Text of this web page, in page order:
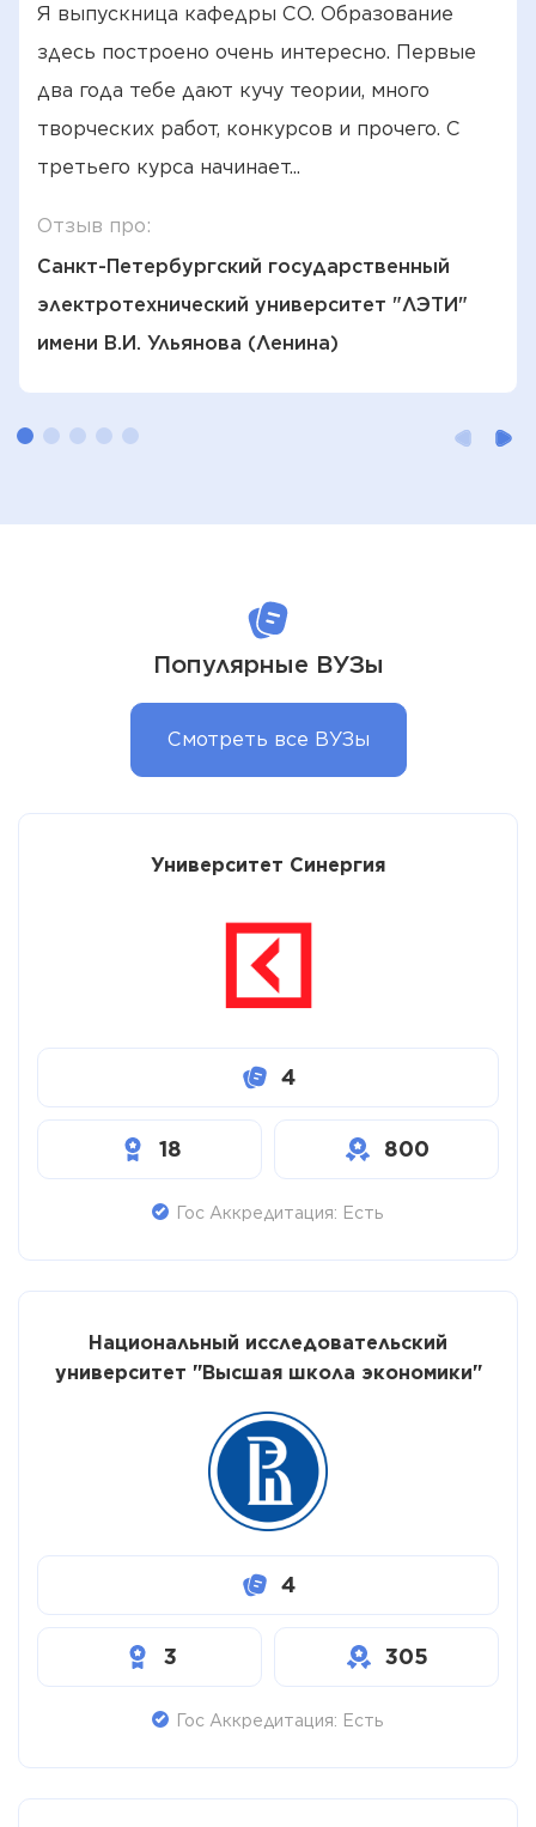
Я выпускница кафедры СО. Образование
здесь построено очень интересно. Первые
два года тебе дают кучу теории, много
творческих работ, конкурсов и прочего. С
третьего курса начинает...
Отзыв про:
Санкт-Петербургский государственный
электротехнический университет "ЛЭТИ"
имени В.И. Ульянова (Ленина)
Популярные ВУЗы
Смотреть все ВУЗы
Университет Синергия
4
18 800
Гос Аккредитация: Есть
Национальный исследовательский
университет "Высшая школа экономики"
4
3 305
Гос Аккредитация: Есть